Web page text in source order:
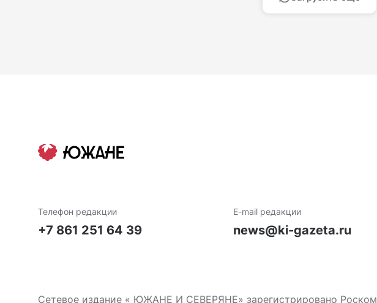
Телефон редакции
+7 861 251 64 39
E-mail редакции
news@ki-gazeta.ru
Сетевое издание « ЮЖАНЕ И СЕВЕРЯНЕ» зарегистрировано